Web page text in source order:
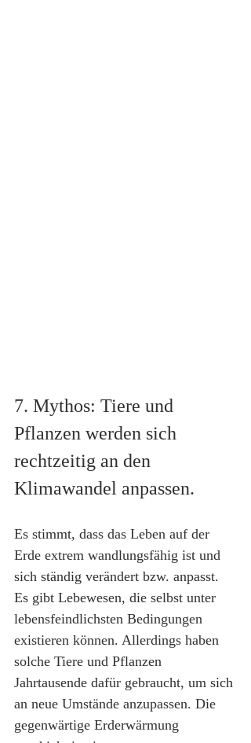
7. Mythos: Tiere und
Pflanzen werden sich
rechtzeitig an den
Klimawandel anpassen.
Es stimmt, dass das Leben auf der
Erde extrem wandlungsfähig ist und
sich ständig verändert bzw. anpasst.
Es gibt Lebewesen, die selbst unter
lebensfeindlichsten Bedingungen
existieren können. Allerdings haben
solche Tiere und Pflanzen
Jahrtausende dafür gebraucht, um sich
an neue Umstände anzupassen. Die
gegenwärtige Erderwärmung